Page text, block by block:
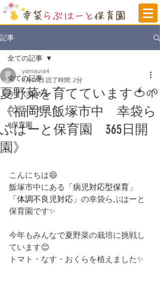
記事
全ての記事
今すぐ始める
コミュニティ
#保育園
全ての記事
夏野菜を育てています🍅🌱
《福岡県飯塚市中 幸袋ら
ぶはーと保育園 365日開
園》
yamaura4
6月26日 読了時間: 2分
こんにちは😄
飯塚市中にある 「病児対応型保育」
「体調不良児対応」 の幸袋らぶはーと
保育園です✨
今年もみんなで夏野菜の栽培に挑戦し
ています😊
トマト・なす・おくらを植えました✨